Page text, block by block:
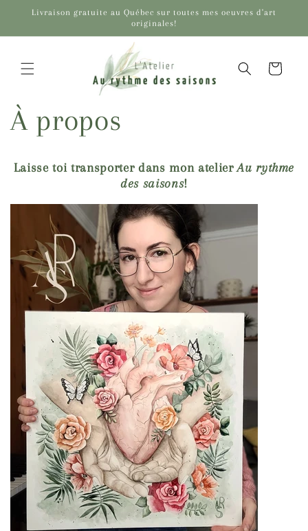
passer
contenu
Livraison gratuite au Québec sur toutes mes oeuvres d'art
originales!
Panier
À propos
Laisse toi transporter dans mon atelierAu rythme
des saisons!